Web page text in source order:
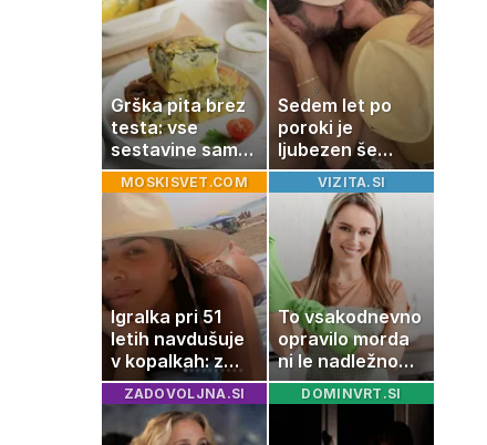
Grška pita brez
testa: vse
sestavine samo
zmešate in
pečica opravi
ostalo
Sedem let po
poroki je
ljubezen še
vedno enako
močna
MOSKISVET.COM
Igralka pri 51
letih navdušuje
v kopalkah: z
možem uživa v
romantičnem
poletju
VIZITA.SI
To vsakodnevno
opravilo morda
ni le nadležno
delo, pomaga
lahko tudi
vašemu srcu
ZADOVOLJNA.SI DOMINVRT.SI